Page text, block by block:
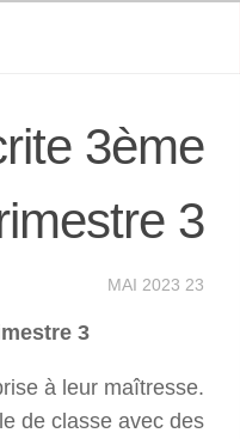
3ème
3
23 MAI 2023
3
à leur maîtresse.
de classe avec des